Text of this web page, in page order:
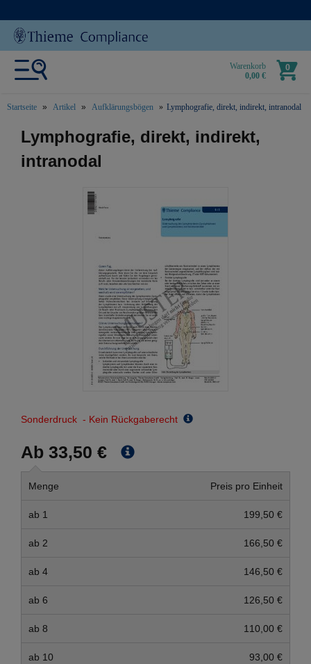
Warenkorb
0,00 €
0
Startseite Artikel Aufklärungsbögen Lymphografie, direkt, indirekt, intranodal
text.skipToContent
text.skipToNavigation
Lymphografie, direkt, indirekt,
intranodal
Sonderdruck - Kein Rückgaberecht
Ab 33,50 €
Menge Preis pro Einheit
ab 1 199,50 €
ab 2 166,50 €
ab 4 146,50 €
ab 6 126,50 €
ab 8 110,00 €
ab 10 93,00 €